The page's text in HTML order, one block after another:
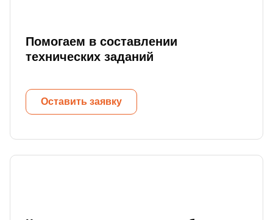
Помогаем в составлении
технических заданий
Оставить заявку